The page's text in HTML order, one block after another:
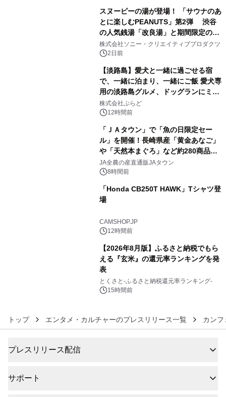
スヌーピーの湯が登場！ 「サウナのあ
とに楽しむPEANUTS」第2弾 渋谷
の人気銭湯「改良湯」と期間限定のコ
ラボレーション サウナイキタイコラ
ボグッズも発売決定！
株式会社ソニー・クリエイティブプロダクツ
2日前
【淡路島】愛犬と一緒に過ごせる宿
で、一緒に泊まり、一緒にご飯 愛犬専
用の淡路島グルメ、ドッグランにミニ
プール グランピングとトレーラーハウ
スの2施設で
株式会社ぷらど
12時間前
「ＪＡタウン」で「魚の日限定セー
ル」を開催！長崎県産「黄金あなご」
や「天然本まぐろ」など約280商品を
販売！～毎月１０日の定例企画～
JA全農の産直通販JAタウン
8時間前
「Honda CB250T HAWK」Tシャツ登
場
CAMSHOP.JP
12時間前
【2026年8月版】ふるさと納税でもら
える『玄米』の還元率ランキングを発
表
とくさと-ふるさと納税還元率ランキング-
15時間前
トップ エンタメ・カルチャーのプレスリリース一覧 カン
プレスリリース配信
サポート